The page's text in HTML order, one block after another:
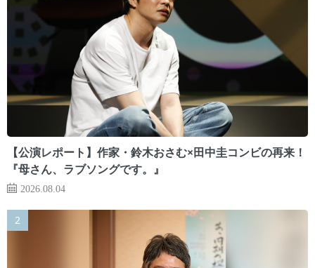
【公演レポート】作家・鈴木おさむ×田中圭コンビの再来！
『母さん、ラブソングです。』
2026.08.04